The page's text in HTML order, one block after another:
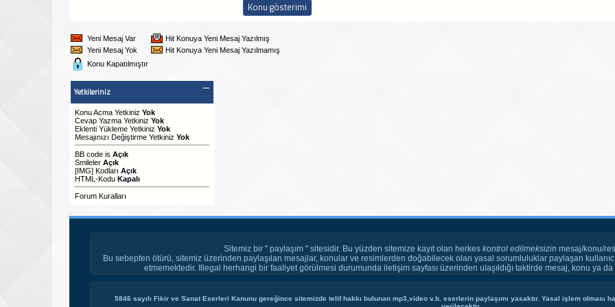
Yeni Mesaj Var
Hit Konuya Yeni Mesaj Yazılmış
Yeni Mesaj Yok
Hit Konuya Yeni Mesaj Yazılmamış
Konu Kapatılmıştır
Yetkileriniz
Konu Acma Yetkiniz Yok
Cevap Yazma Yetkiniz Yok
Eklenti Yükleme Yetkiniz Yok
Mesajınızı Değiştirme Yetkiniz Yok
BB codeis Açık
Smileler Açık
[IMG]Kodları Açık
HTML-Kodu Kapalı
Forum Kuralları
Sitemiz bir " paylaşım " sitesidir. Bu yüzden sitemize kayıt olan herkes kontrol edilmeksizin mesaj/konu/
Bu sebepten ötürü, sitemiz üzerinden paylaşılan mesajlar, konular ve resimlerden doğabilecek olan yasal sorumluluklar paylaşan
etmemektedir. Illegal herhangi bir faaliyet görülmesi durumunda iletişim sayfası üzerinden ulaşıldığı taktirde mesaj, konu ya
5846 sayılı Fikir ve Sanat Eserleri Kanunu gereğince sitemizde telif hakkı bulunan mp3,video v.b. eserlerin paylaşımı yasaktır. Yasal işlem